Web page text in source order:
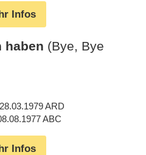
Infos
haben (Bye, Bye
ARD
ABC
Infos